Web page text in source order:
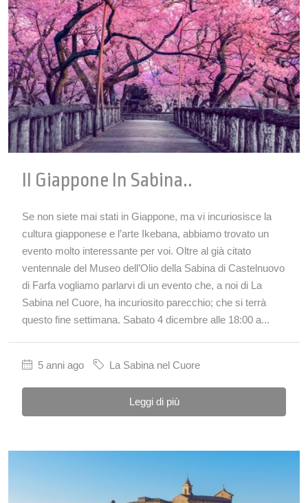
Il Giappone In Sabina..
Se non siete mai stati in Giappone, ma vi incuriosisce la
cultura giapponese e l’arte Ikebana, abbiamo trovato un
evento molto interessante per voi. Oltre al già citato
ventennale del Museo dell’Olio della Sabina di Castelnuovo
di Farfa vogliamo parlarvi di un evento che, a noi di La
Sabina nel Cuore, ha incuriosito parecchio; che si terrà
questo fine settimana. Sabato 4 dicembre alle 18:00 a...
5 anni ago La Sabina nel Cuore
Leggi di più